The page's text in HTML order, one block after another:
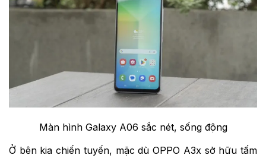
Màn hình Galaxy A06 sắc nét, sống động
Ở bên kia chiến tuyến, mặc dù OPPO A3x sở hữu tấm